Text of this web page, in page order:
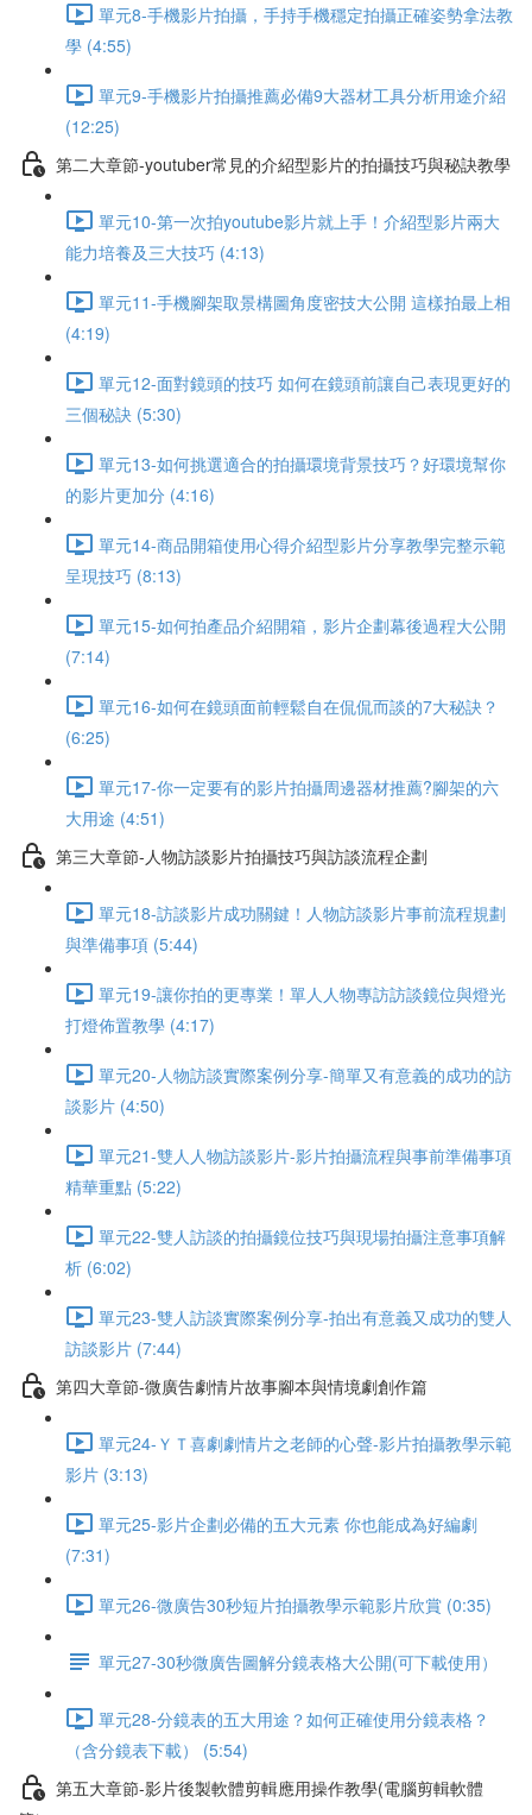
單元8-手機影片拍攝，手持手機穩定拍攝正確姿勢拿法教
學 (4:55)
單元9-手機影片拍攝推薦必備9大器材工具分析用途介紹
(12:25)
第二大章節-youtuber常見的介紹型影片的拍攝技巧與秘訣教學
單元10-第一次拍youtube影片就上手！介紹型影片兩大
能力培養及三大技巧 (4:13)
單元11-手機腳架取景構圖角度密技大公開 這樣拍最上相
(4:19)
單元12-面對鏡頭的技巧 如何在鏡頭前讓自己表現更好的
三個秘訣 (5:30)
單元13-如何挑選適合的拍攝環境背景技巧？好環境幫你
的影片更加分 (4:16)
單元14-商品開箱使用心得介紹型影片分享教學完整示範
呈現技巧 (8:13)
單元15-如何拍產品介紹開箱，影片企劃幕後過程大公開
(7:14)
單元16-如何在鏡頭面前輕鬆自在侃侃而談的7大秘訣？
(6:25)
單元17-你一定要有的影片拍攝周邊器材推薦?腳架的六
大用途 (4:51)
第三大章節-人物訪談影片拍攝技巧與訪談流程企劃
單元18-訪談影片成功關鍵！人物訪談影片事前流程規劃
與準備事項 (5:44)
單元19-讓你拍的更專業！單人人物專訪訪談鏡位與燈光
打燈佈置教學 (4:17)
單元20-人物訪談實際案例分享-簡單又有意義的成功的訪
談影片 (4:50)
單元21-雙人人物訪談影片-影片拍攝流程與事前準備事項
精華重點 (5:22)
單元22-雙人訪談的拍攝鏡位技巧與現場拍攝注意事項解
析 (6:02)
單元23-雙人訪談實際案例分享-拍出有意義又成功的雙人
訪談影片 (7:44)
第四大章節-微廣告劇情片故事腳本與情境劇創作篇
單元24-ＹＴ喜劇劇情片之老師的心聲-影片拍攝教學示範
影片 (3:13)
單元25-影片企劃必備的五大元素 你也能成為好編劇
(7:31)
單元26-微廣告30秒短片拍攝教學示範影片欣賞 (0:35)
單元27-30秒微廣告圖解分鏡表格大公開(可下載使用）
單元28-分鏡表的五大用途？如何正確使用分鏡表格？
（含分鏡表下載） (5:54)
第五大章節-影片後製軟體剪輯應用操作教學(電腦剪輯軟體